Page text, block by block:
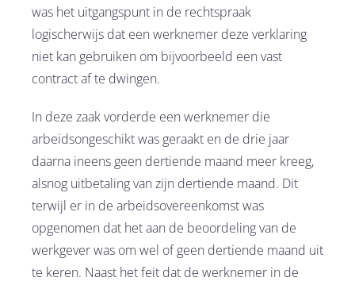
was het uitgangspunt in de rechtspraak
logischerwijs dat een werknemer deze verklaring
niet kan gebruiken om bijvoorbeeld een vast
contract af te dwingen.
In deze zaak vorderde een werknemer die
arbeidsongeschikt was geraakt en de drie jaar
daarna ineens geen dertiende maand meer kreeg,
alsnog uitbetaling van zijn dertiende maand. Dit
terwijl er in de arbeidsovereenkomst was
opgenomen dat het aan de beoordeling van de
werkgever was om wel of geen dertiende maand uit
te keren. Naast het feit dat de werknemer in de